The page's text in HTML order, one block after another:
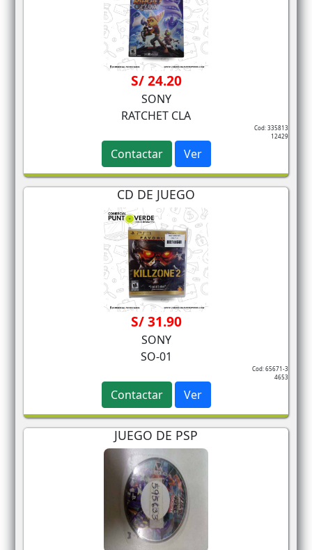
S/ 24.20
SONY
RATCHET CLA
Cod: 335813
12429
Contactar Ver
CD DE JUEGO
S/ 31.90
SONY
SO-01
Cod: 65671-3
4653
Contactar Ver
JUEGO DE PSP